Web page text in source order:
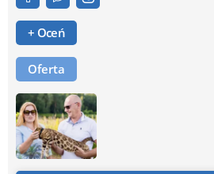
+ Oceń
Oferta